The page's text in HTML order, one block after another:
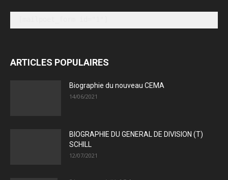
ARTICLES POPULAIRES
Biographie du nouveau CEMA
14/06/2021
BIOGRAPHIE DU GENERAL DE DIVISION (T)
SCHILL
12/07/2021